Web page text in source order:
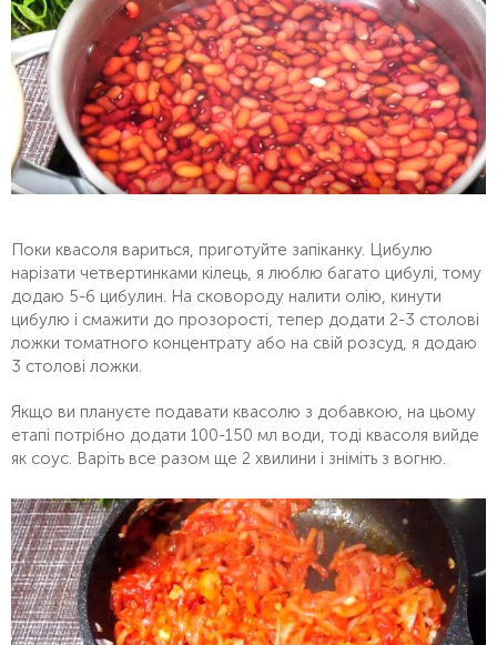
Поки квасоля вариться, приготуйте запіканку. Цибулю
нарізати четвертинками кілець, я люблю багато цибулі, тому
додаю 5-6 цибулин. На сковороду налити олію, кинути
цибулю і смажити до прозорості, тепер додати 2-3 столові
ложки томатного концентрату або на свій розсуд, я додаю
3 столові ложки.
Якщо ви плануєте подавати квасолю з добавкою, на цьому
етапі потрібно додати 100-150 мл води, тоді квасоля вийде
як соус. Варіть все разом ще 2 хвилини і зніміть з вогню.